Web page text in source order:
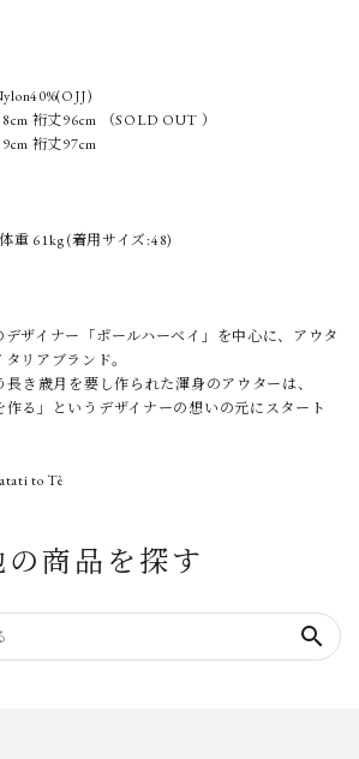
裄丈96cm （SOLD OUT ）
裄丈97cm
重 61kg (着用サイズ:48)
ザイナー「ポールハーベイ」を中心に、アウタ
リアブランド。
き歳月を要し作られた渾身のアウターは、
作る」というデザイナーの想いの元にスタート
to Tè
の商品を探す
search